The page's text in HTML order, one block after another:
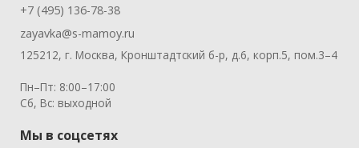
+7 (495) 136-78-38
zayavka@s-mamoy.ru
125212, г. Москва, Кронштадтский б-р, д.6, корп.5, пом.3–4
Пн–Пт: 8:00–17:00
Сб, Вс: выходной
Мы в соцсетях